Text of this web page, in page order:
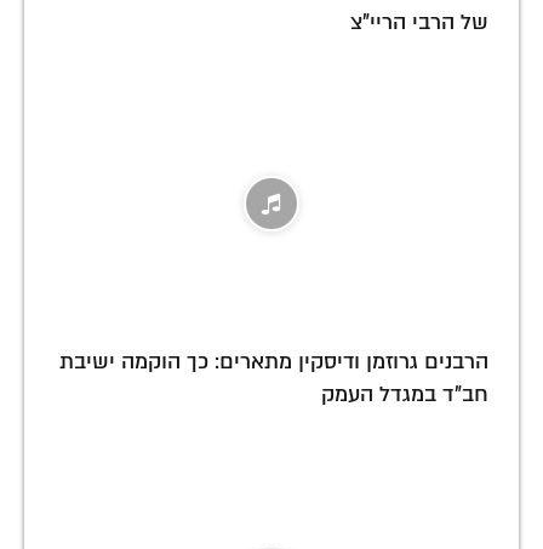
של הרבי הריי"צ
הרבנים גרוזמן ודיסקין מתארים: כך הוקמה ישיבת
חב"ד במגדל העמק